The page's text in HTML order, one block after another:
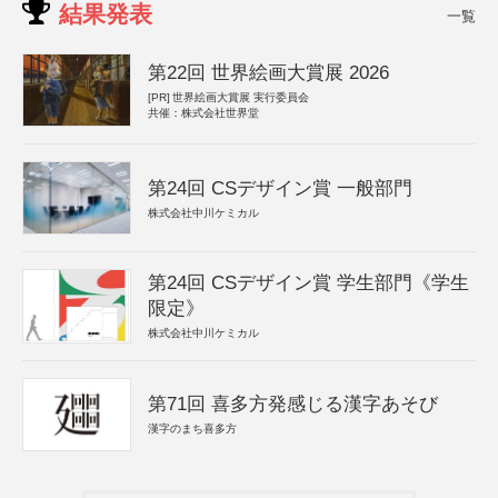
結果発表 一覧
第22回 世界絵画大賞展 2026
[PR] 世界絵画大賞展 実行委員会
共催：株式会社世界堂
第24回 CSデザイン賞 一般部門
株式会社中川ケミカル
第24回 CSデザイン賞 学生部門《学生
限定》
株式会社中川ケミカル
第71回 喜多方発感じる漢字あそび
漢字のまち喜多方